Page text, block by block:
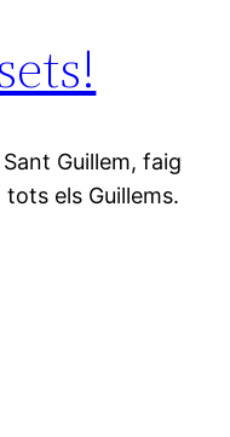
Guillem, faig
tots els Guillems.